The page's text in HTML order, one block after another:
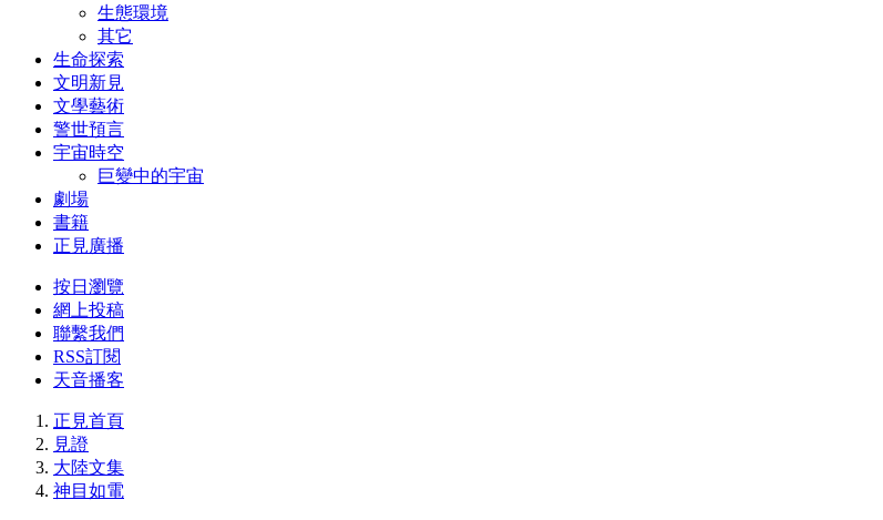
生態環境
其它
生命探索
文明新見
文學藝術
警世預言
宇宙時空
巨變中的宇宙
劇場
書籍
正見廣播
按日瀏覽
網上投稿
聯繫我們
RSS訂閱
天音播客
正見首頁
見證
大陸文集
神目如電